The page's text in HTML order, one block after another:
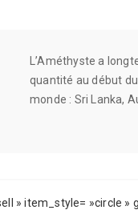
L’Améthyste a
quantité au début
monde : Sri Lanka,
» item_style= »circle »